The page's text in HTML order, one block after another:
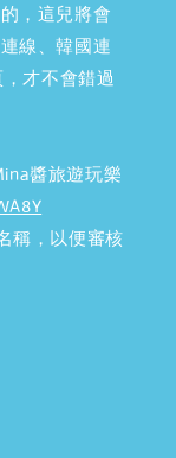
，這兒將會
線、韓國連
才不會錯過
醬旅遊玩樂
稱，以便審核